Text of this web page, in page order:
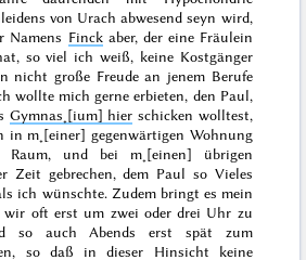
von Urach abwesend seyn wird,
Namens Finckaber, der eine Fräulein
so viel ich weiß, keine Kostgänger
nicht große Freude an jenem Berufe
wollte mich gerneerbieten, den Paul,
Gymnas˖[ium] hier schicken wolltest,
in m˖[einer] gegenwärtigen Wohnung
und bei m˖[einen] übrigen
Zeit gebrechen, dem Paul so Vieles
ich wünschte. Zudem bringt es mein
wir oft erst um zwei oder drei Uhr zu
so auch Abends erst spät zum
so daß in dieser Hinsicht keine